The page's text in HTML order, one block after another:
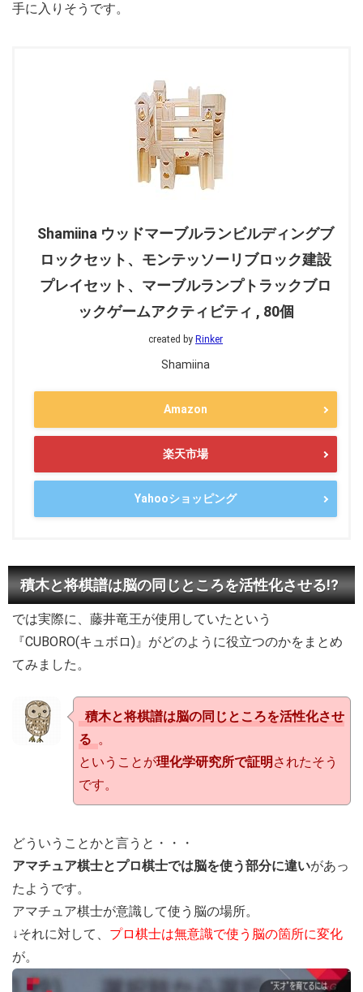
手に入りそうです。
Shamiina ウッドマーブルランビルディングブ
ロックセット、モンテッソーリブロック建設
プレイセット、マーブルランプトラックブロ
ックゲームアクティビティ , 80個
created by Rinker
Shamiina
Amazon
楽天市場
Yahooショッピング
積木と将棋譜は脳の同じところを活性化させる!?
では実際に、藤井竜王が使用していたという
『CUBORO(キュボロ)』がどのように役立つのかをまとめ
てみました。
積木と将棋譜は脳の同じところを活性化させ
る 。
ということが理化学研究所で証明 されたそう
です。
どういうことかと言うと・・・
アマチュア棋士とプロ棋士では脳を使う部分に違いがあっ
たようです。
アマチュア棋士が意識して使う脳の場所。
↓それに対して、 プロ棋士は無意識で使う脳の箇所に変化
が。